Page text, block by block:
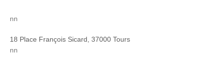
nn
18 Place François Sicard, 37000 Tours
nn